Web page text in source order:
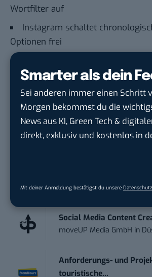
Smarter als dein
Sei anderen immer einen Schritt
Morgen bekommst du die
News aus KI, Green Tech &
direkt, exklusiv und kostenlos in
Mit deiner Anmeldung bestätigst du unsere
Wortfilter auf
Instagram schaltet
Optionen frei
Du möchtest nicht abgehängt
KI, Green Tech und die Tech-
geht? Über 12.000 smarte Leser
Tag UPDATE, unser Tech-Briefing
wichtigsten News des Tages – und
STELLENANZEIGEN
Social Media Content
moveUP Media GmbH in
Anforderungs- und
touristische...